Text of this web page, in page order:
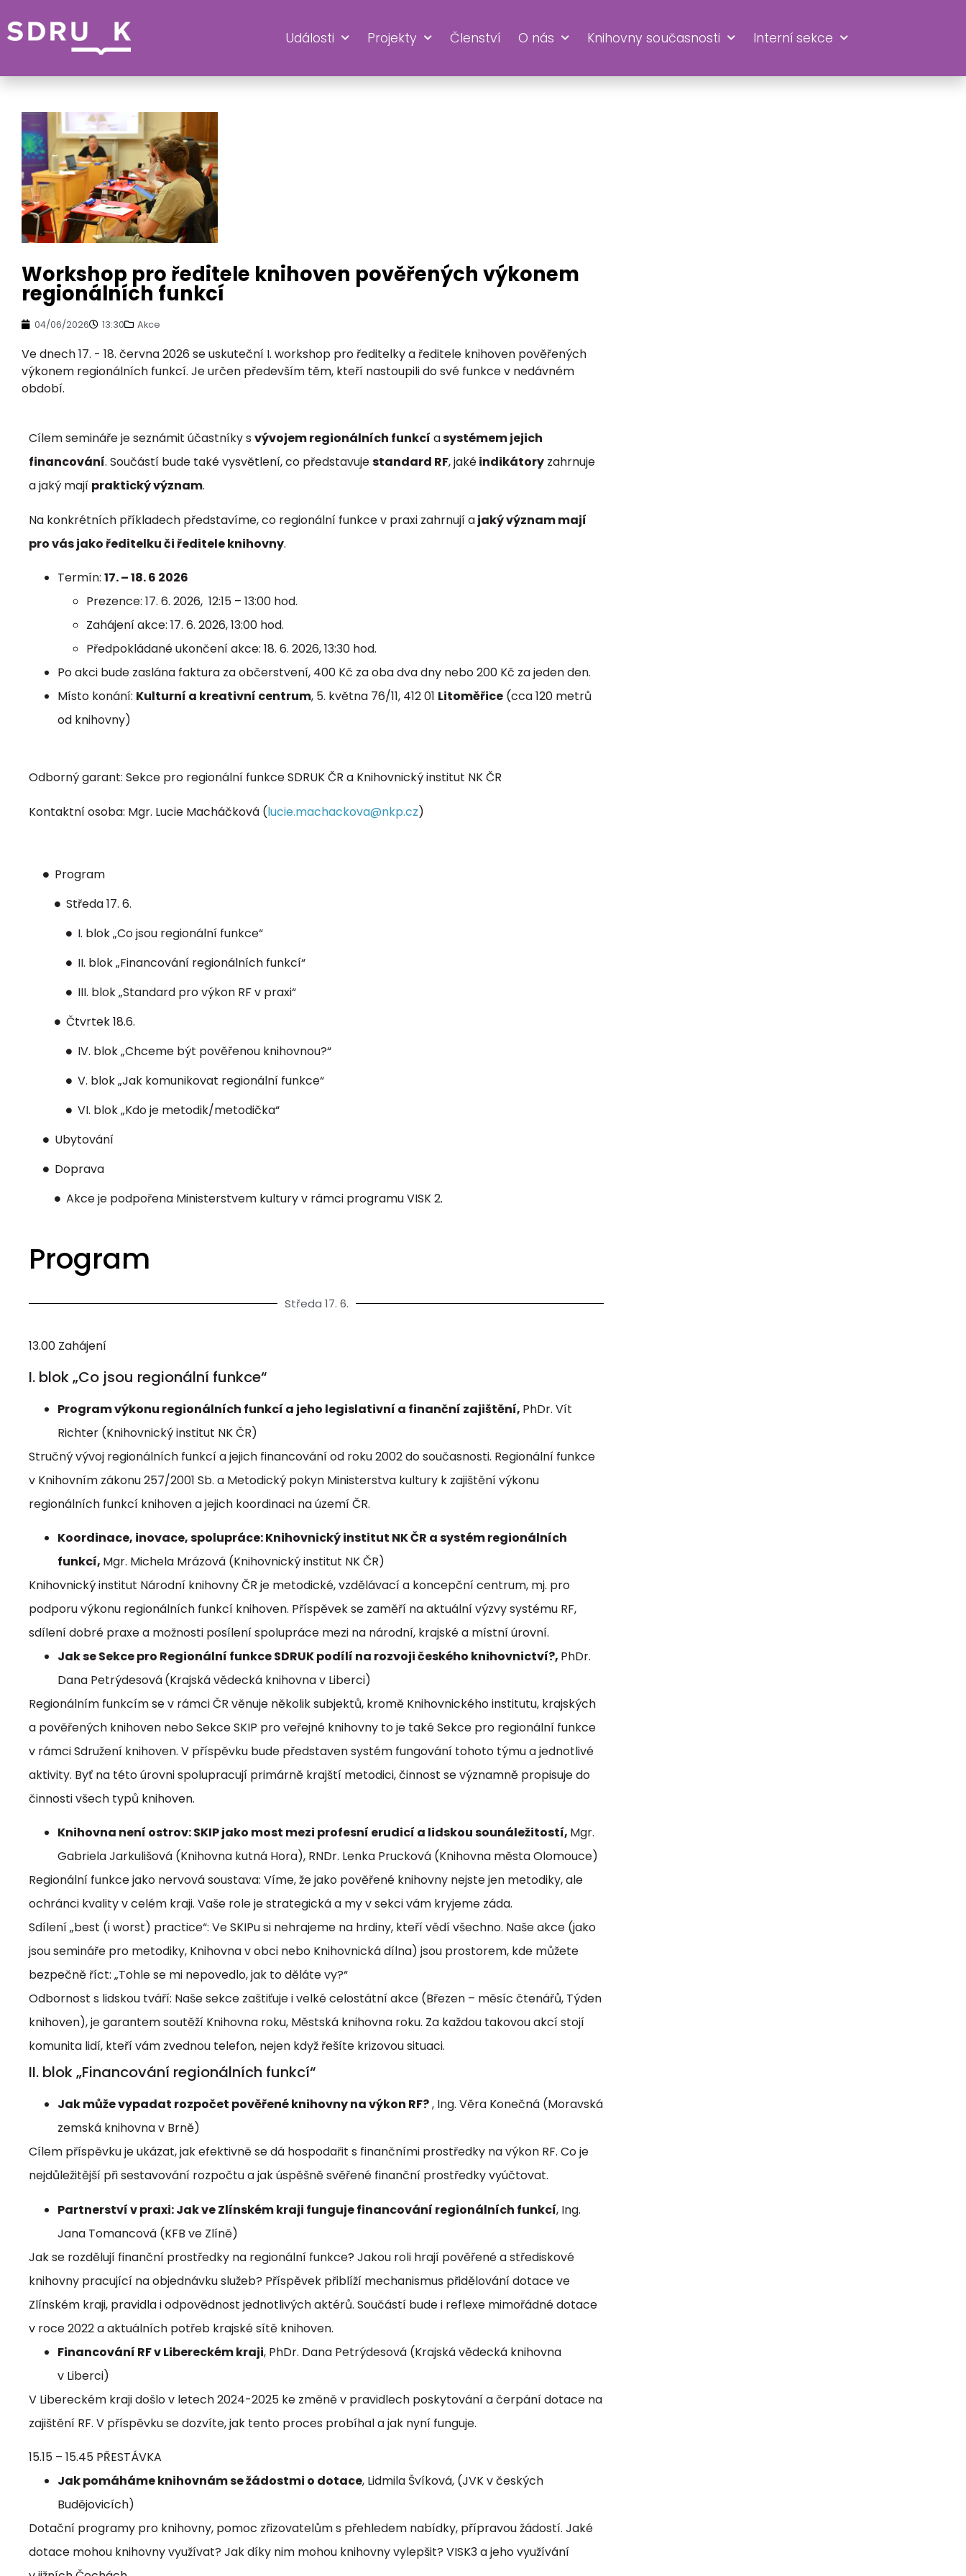
Události Projekty Členství O nás Knihovny současnosti Interní sekce
Workshop pro ředitele knihoven pověřených výkonem
regionálních funkcí
04/06/2026 13:30 Akce
Ve dnech 17. - 18. června 2026 se uskuteční I. workshop pro ředitelky a ředitele knihoven pověřených
výkonem regionálních funkcí. Je určen především těm, kteří nastoupili do své funkce v nedávném
období.
Cílem semináře je seznámit účastníky s vývojem regionálních funkcí asystémem jejich
financování. Součástí bude také vysvětlení, co představujestandard RF, jakéindikátory zahrnuje
a jaký mají praktický význam.
Na konkrétních příkladech představíme, co regionální funkce v praxi zahrnují ajaký význam mají
pro vás jako ředitelku či ředitele knihovny.
Termín: 17. – 18. 6 2026
Prezence: 17. 6. 2026, 12:15 – 13:00 hod.
Zahájení akce: 17. 6. 2026, 13:00 hod.
Předpokládané ukončení akce: 18. 6. 2026, 13:30 hod.
Po akci bude zaslána faktura za občerstvení, 400 Kč za oba dva dny nebo 200 Kč za jeden den.
Místo konání: Kulturní a kreativní centrum, 5. května 76/11, 412 01 Litoměřice (cca 120 metrů
od knihovny)
Odborný garant: Sekce pro regionální funkce SDRUK ČR a Knihovnický institut NK ČR
Kontaktní osoba: Mgr. Lucie Macháčková (lucie.machackova@nkp.cz)
Program
Středa 17. 6.
I. blok „Co jsou regionální funkce“
II. blok „Financování regionálních funkcí“
III. blok „Standard pro výkon RF v praxi“
Čtvrtek 18.6.
IV. blok „Chceme být pověřenou knihovnou?“
V. blok „Jak komunikovat regionální funkce“
VI. blok „Kdo je metodik/metodička“
Ubytování
Doprava
Akce je podpořena Ministerstvem kultury v rámci programu VISK 2.
Program
Středa 17. 6.
13.00 Zahájení
I. blok „Co jsou regionální funkce“
Program výkonu regionálních funkcí a jeho legislativní a finanční zajištění, PhDr. Vít
Richter (Knihovnický institut NK ČR)
Stručný vývoj regionálních funkcí a jejich financování od roku 2002 do současnosti. Regionální funkce
v Knihovním zákonu 257/2001 Sb. a Metodický pokyn Ministerstva kultury k zajištění výkonu
regionálních funkcí knihoven a jejich koordinaci na území ČR.
Koordinace, inovace, spolupráce: Knihovnický institut NK ČR a systém regionálních
funkcí, Mgr. Michela Mrázová (Knihovnický institut NK ČR)
Knihovnický institut Národní knihovny ČR je metodické, vzdělávací a koncepční centrum, mj. pro
podporu výkonu regionálních funkcí knihoven. Příspěvek se zaměří na aktuální výzvy systému RF,
sdílení dobré praxe a možnosti posílení spolupráce mezi na národní, krajské a místní úrovní.
Jak se Sekce pro Regionální funkce SDRUK podílí na rozvoji českého knihovnictví?, PhDr.
Dana Petrýdesová(Krajská vědecká knihovna v Liberci)
Regionálním funkcím se v rámci ČR věnuje několik subjektů, kromě Knihovnického institutu, krajských
a pověřených knihoven nebo Sekce SKIP pro veřejné knihovny to je také Sekce pro regionální funkce
v rámci Sdružení knihoven. V příspěvku bude představen systém fungování tohoto týmu a jednotlivé
aktivity. Byť na této úrovni spolupracují primárně krajští metodici, činnost se významně propisuje do
činnosti všech typů knihoven.
Knihovna není ostrov: SKIP jako most mezi profesní erudicí a lidskousounáležitostí, Mgr.
Gabriela Jarkulišová (Knihovna kutná Hora), RNDr. Lenka Prucková (Knihovna města Olomouce)
Regionální funkce jako nervová soustava: Víme, že jako pověřené knihovny nejste jen metodiky, ale
ochránci kvality v celém kraji. Vaše role je strategická a my v sekci vám kryjeme záda.
Sdílení „best (i worst) practice“: Ve SKIPu si nehrajeme na hrdiny, kteří vědí všechno. Naše akce (jako
jsou semináře pro metodiky, Knihovna v obci nebo Knihovnická dílna) jsou prostorem, kde můžete
bezpečně říct: „Tohle se mi nepovedlo, jak to děláte vy?“
Odbornost s lidskou tváří: Naše sekce zaštiťuje i velké celostátní akce (Březen – měsíc čtenářů, Týden
knihoven), je garantem soutěží Knihovna roku, Městská knihovna roku. Za každou takovou akcí stojí
komunita lidí, kteří vám zvednou telefon, nejen když řešíte krizovou situaci.
II. blok „Financování regionálních funkcí“
Jak může vypadat rozpočet pověřené knihovny na výkon RF?, Ing. Věra Konečná (Moravská
zemská knihovna v Brně)
Cílem příspěvku je ukázat, jak efektivně se dá hospodařit s finančními prostředky na výkon RF. Co je
nejdůležitější při sestavování rozpočtu a jak úspěšně svěřené finanční prostředky vyúčtovat.
Partnerství v praxi: Jak ve Zlínském kraji funguje financování regionálních funkcí, Ing.
Jana Tomancová (KFB ve Zlíně)
Jak se rozdělují finanční prostředky na regionální funkce? Jakou roli hrají pověřené a střediskové
knihovny pracující na objednávku služeb? Příspěvek přiblíží mechanismus přidělování dotace ve
Zlínském kraji, pravidla i odpovědnost jednotlivých aktérů. Součástí bude i reflexe mimořádné dotace
v roce 2022 a aktuálních potřeb krajské sítě knihoven.
Financování RF v Libereckém kraji, PhDr. Dana Petrýdesová (Krajská vědecká knihovna
v Liberci)
V Libereckém kraji došlo v letech 2024-2025 ke změně v pravidlech poskytování a čerpání dotace na
zajištění RF. V příspěvku se dozvíte, jak tento proces probíhal a jak nyní funguje.
15.15 – 15.45 PŘESTÁVKA
Jak pomáháme knihovnám se žádostmi o dotace, Lidmila Švíková, (JVK v českých
Budějovicích)
Dotační programy pro knihovny, pomoc zřizovatelům s přehledem nabídky, přípravou žádostí. Jaké
dotace mohou knihovny využívat? Jak díky nim mohou knihovny vylepšit? VISK3 a jeho využívání